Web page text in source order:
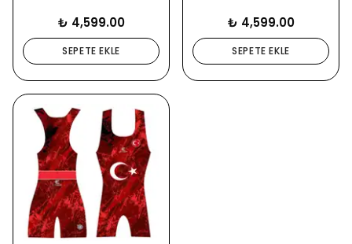
₺ 4,599.00
SEPETE EKLE
₺ 4,599.00
SEPETE EKLE